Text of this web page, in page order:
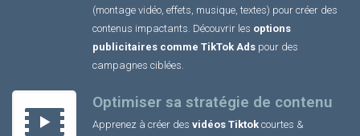
(montage vidéo, effets, musique, textes) pour créer des
contenus impactants. Découvrir les options
publicitaires comme TikTok Ads pour des
campagnes ciblées.
Optimiser sa stratégie de contenu
Apprenez à créer des vidéos Tiktok courtes &